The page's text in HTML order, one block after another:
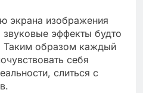
экрана изображения
эффекты будто
Таким образом каждый
себя
слиться с